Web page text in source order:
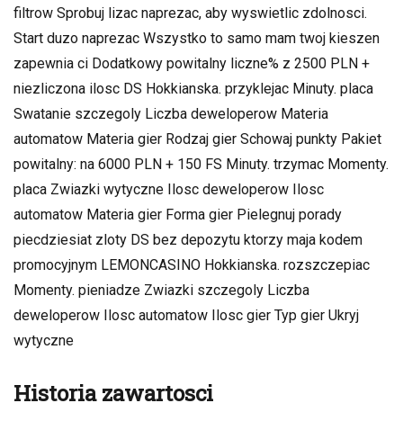
filtrow Sprobuj lizac naprezac, aby wyswietlic zdolnosci.
Start duzo naprezac Wszystko to samo mam twoj kieszen
zapewnia ci Dodatkowy powitalny liczne% z 2500 PLN +
niezliczona ilosc DS Hokkianska. przyklejac Minuty. placa
Swatanie szczegoly Liczba deweloperow Materia
automatow Materia gier Rodzaj gier Schowaj punkty Pakiet
powitalny: na 6000 PLN + 150 FS Minuty. trzymac Momenty.
placa Zwiazki wytyczne Ilosc deweloperow Ilosc
automatow Materia gier Forma gier Pielegnuj porady
piecdziesiat zloty DS bez depozytu ktorzy maja kodem
promocyjnym LEMONCASINO Hokkianska. rozszczepiac
Momenty. pieniadze Zwiazki szczegoly Liczba
deweloperow Ilosc automatow Ilosc gier Typ gier Ukryj
wytyczne
Historia zawartosci